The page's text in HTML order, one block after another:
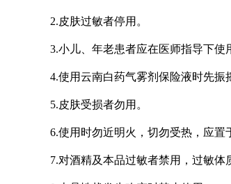
2.皮肤过敏者停用。
3.小儿、年老患者应在医师指导下使
4.使用云南白药气雾剂保险液时先振
5.皮肤受损者勿用。
6.使用时勿近明火，切勿受热，应置
7.对酒精及本品过敏者禁用，过敏体